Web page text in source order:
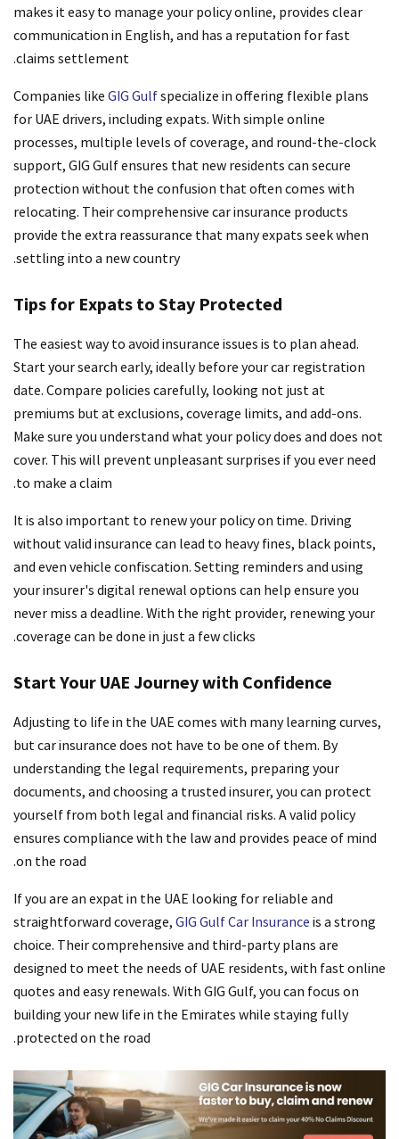
makes it easy to manage your policy online, provides clear
communication in English, and has a reputation for fast
claims settlement.
Companies like GIG Gulfspecialize in offering flexible plans
for UAE drivers, including expats. With simple online
processes, multiple levels of coverage, and round-the-clock
support, GIG Gulf ensures that new residents can secure
protection without the confusion that often comes with
relocating. Their comprehensive car insurance products
provide the extra reassurance that many expats seek when
settling into a new country.
Tips for Expats to Stay Protected
The easiest way to avoid insurance issues is to plan ahead.
Start your search early, ideally before your car registration
date. Compare policies carefully, looking not just at
premiums but at exclusions, coverage limits, and add-ons.
Make sure you understand what your policy does and does not
cover. This will prevent unpleasant surprises if you ever need
to make a claim.
It is also important to renew your policy on time. Driving
without valid insurance can lead to heavy fines, black points,
and even vehicle confiscation. Setting reminders and using
your insurer's digital renewal options can help ensure you
never miss a deadline. With the right provider, renewing your
coverage can be done in just a few clicks.
Start Your UAE Journey with Confidence
Adjusting to life in the UAE comes with many learning curves,
but car insurance does not have to be one of them. By
understanding the legal requirements, preparing your
documents, and choosing a trusted insurer, you can protect
yourself from both legal and financial risks. A valid policy
ensures compliance with the law and provides peace of mind
on the road.
If you are an expat in the UAE looking for reliable and
straightforward coverage, GIG Gulf Car Insurance is a strong
choice. Their comprehensive and third-party plans are
designed to meet the needs of UAE residents, with fast online
quotes and easy renewals. With GIG Gulf, you can focus on
building your new life in the Emirates while staying fully
protected on the road.